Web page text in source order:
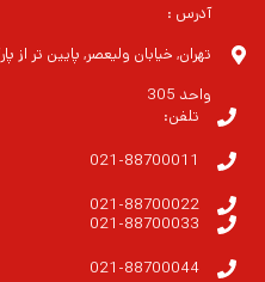
آدرس :
واحد 305
تلفن:
021-88700011
021-88700022
021-88700033
021-88700044